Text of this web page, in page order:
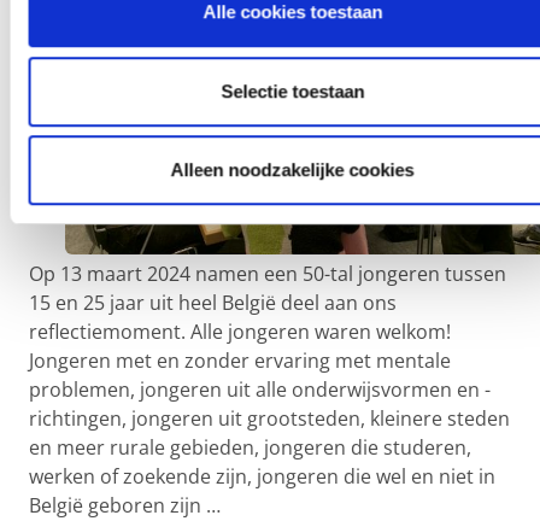
Alle cookies toestaan
Selectie toestaan
Alleen noodzakelijke cookies
Op 13 maart 2024 namen een 50-tal jongeren tussen
15 en 25 jaar uit heel België deel aan ons
reflectiemoment. Alle jongeren waren welkom!
Jongeren met en zonder ervaring met mentale
problemen, jongeren uit alle onderwijsvormen en -
richtingen, jongeren uit grootsteden, kleinere steden
en meer rurale gebieden, jongeren die studeren,
werken of zoekende zijn, jongeren die wel en niet in
België geboren zijn …